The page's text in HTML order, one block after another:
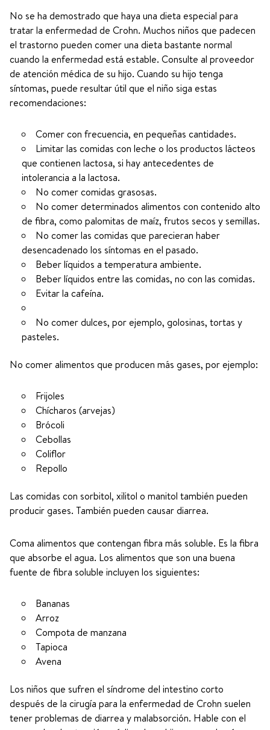
No se ha demostrado que haya una dieta especial para
tratar la enfermedad de Crohn. Muchos niños que padecen
el trastorno pueden comer una dieta bastante normal
cuando la enfermedad está estable. Consulte al proveedor
de atención médica de su hijo. Cuando su hijo tenga
síntomas, puede resultar útil que el niño siga estas
recomendaciones:
Comer con frecuencia, en pequeñas cantidades.
Limitar las comidas con leche o los productos lácteos
que contienen lactosa, si hay antecedentes de
intolerancia a la lactosa.
No comer comidas grasosas.
No comer determinados alimentos con contenido alto
de fibra, como palomitas de maíz, frutos secos y semillas.
No comer las comidas que parecieran haber
desencadenado los síntomas en el pasado.
Beber líquidos a temperatura ambiente.
Beber líquidos entre las comidas, no con las comidas.
Evitar la cafeína.
No comer dulces, por ejemplo, golosinas, tortas y
pasteles.
No comer alimentos que producen más gases, por ejemplo:
Frijoles
Chícharos (arvejas)
Brócoli
Cebollas
Coliflor
Repollo
Las comidas con sorbitol, xilitol o manitol también pueden
producir gases. También pueden causar diarrea.
Coma alimentos que contengan fibra más soluble. Es la fibra
que absorbe el agua. Los alimentos que son una buena
fuente de fibra soluble incluyen los siguientes:
Bananas
Arroz
Compota de manzana
Tapioca
Avena
Los niños que sufren el síndrome del intestino corto
después de la cirugía para la enfermedad de Crohn suelen
tener problemas de diarrea y malabsorción. Hable con el